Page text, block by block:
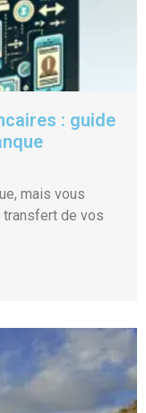
: guide
mais vous
de vos